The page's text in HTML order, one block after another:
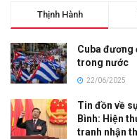
Thịnh Hành
Cuba
trong nước
22/06/2025
Tin đồn về
Bình: Hiện
tranh nhận